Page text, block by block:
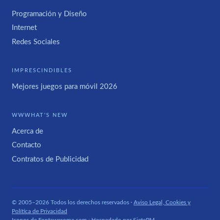
Programación y Diseño
Internet
Redes Sociales
IMPRESCINDIBLES
Mejores juegos para móvil 2026
WWWHAT'S NEW
Acerca de
Contacto
Contratos de Publicidad
© 2005–2026 Todos los derechos reservados · Aviso Legal, Cookies y
Política de Privacidad